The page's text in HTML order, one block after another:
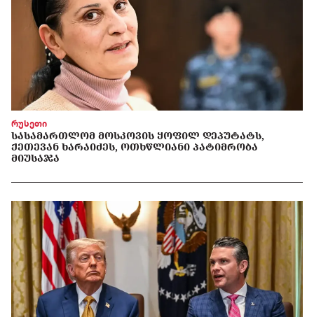
რუსეთი
ᲡᲐᲡᲐᲛᲐᲠᲗᲚᲝᲛ ᲛᲝᲡᲙᲝᲕᲘᲡ ᲧᲝᲤᲘᲚ ᲓᲔᲞᲣᲢᲐᲢᲡ,
ᲥᲔᲗᲔᲕᲐᲜ ᲮᲐᲠᲐᲘᲫᲔᲡ, ᲝᲗᲮᲬᲚᲘᲐᲜᲘ ᲞᲐᲢᲘᲛᲠᲝᲑᲐ
ᲛᲘᲣᲡᲐᲯᲐ